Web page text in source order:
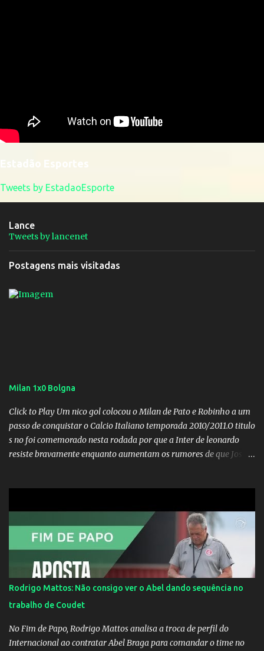
Estadão Esportes
Tweets by EstadaoEsporte
Lance
Tweets by lancenet
Postagens mais visitadas
Milan 1x0 Bolgna
Click to Play Um nico gol colocou o Milan de Pato e Robinho a um
passo de conquistar o Calcio Italiano temporada 2010/2011.O titulo
s no foi comemorado nesta rodada por que a Inter de leonardo
resiste bravamente enquanto aumentam os rumores de que Jos
Rodrigo Mattos: Não consigo ver o Abel dando sequência no
trabalho de Coudet
No Fim de Papo, Rodrigo Mattos analisa a troca de perfil do
Internacional ao contratar Abel Braga para comandar o time no